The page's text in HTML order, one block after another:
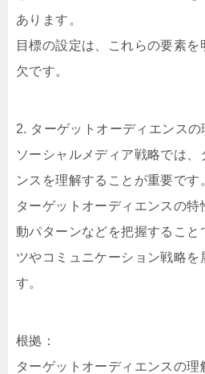
あります。
目標の設定は、これらの要素
欠です。
2. ターゲットオーディエンスの
ソーシャルメディア戦略では、
ンスを理解することが重要です
ターゲットオーディエンスの
動パターンなどを把握すること
ツやコミュニケーション戦略を
す。
根拠：
ターゲットオーディエンスの理